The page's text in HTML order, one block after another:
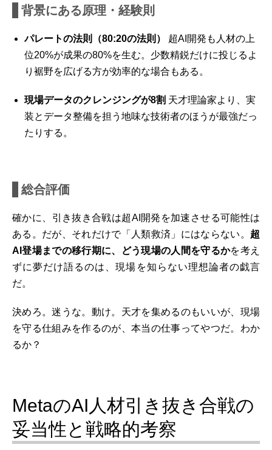
背景にある原理・経験則
パレートの法則（80:20の法則）
超AI開発も人材の上
位20%が成果の80%を生む。少数精鋭だけに投じるよ
り裾野を広げる方が効率的な場合もある。
現場データのクレンジングが8割 天才理論家より、実
装とデータ整備を担う地味な技術者のほうが最強だっ
たりする。
総合評価
確かに、引き抜き合戦は超AI開発を加速させる可能性は
ある。だが、それだけで「人類救済」にはならない。 超
AI登場までの移行期に、どう現場の人間を守るかを考え
ずに夢だけ語るのは、現場を知らない理想論者の戯言
だ。
決めろ。迷うな。動け。天才を集めるのもいいが、現場
を守る仕組みを作るのが、本当の仕事ってやつだ。わか
るか？
MetaのAI人材引き抜き合戦の
妥当性と戦略的考察